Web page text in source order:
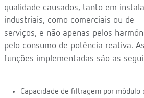
qualidade causados, tanto em
industriais, como comerciais ou de
serviços, e não apenas pelos
pelo consumo de potência reativa.
funções implementadas são as
Capacidade de filtragem por